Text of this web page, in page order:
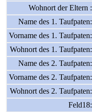
Wohnort der Eltern :
Name des 1. Taufpaten:
Vorname des 1. Taufpaten:
Wohnort des 1. Taufpaten:
Name des 2. Taufpaten:
Vorname des 2. Taufpaten:
Wohnort des 2. Taufpaten:
Feld18: